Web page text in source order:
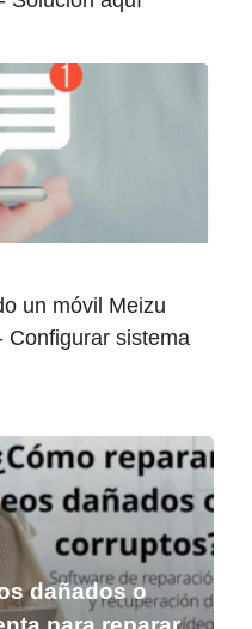
un móvil Meizu
Configurar sistema
dañados o